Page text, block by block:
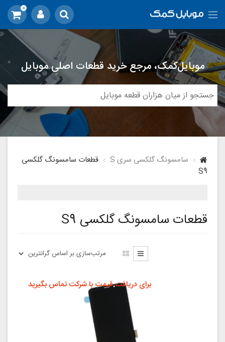
0
موبایل‌کمک، مرجع خرید قطعات اصلی موبایل
سامسونگ گلکسی سری S
قطعات سامسونگ گلکسی
S9
قطعات سامسونگ گلکسی S9
برای دریافت قیمت با شرکت تماس بگیرید